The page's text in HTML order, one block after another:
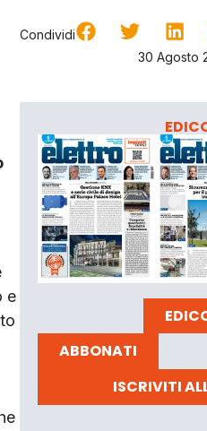
Condividi
30 Agosto
e
ABBONATI
ISCRIVITI